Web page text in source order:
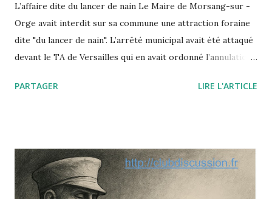
L’affaire dite du lancer de nain Le Maire de Morsang-sur -
Orge avait interdit sur sa commune une attraction foraine
dite "du lancer de nain". L’arrêté municipal avait été attaqué
devant le TA de Versailles qui en avait ordonné l’annulation.
en insérant la dignité de la personne humaine à la liste des
de ces principes dégagés par la jurisprudence
administrative ou constitutionnelle. Le paradoxe de cette
affaire est le suivant : le nain était parfaitement consentant
PARTAGER LIRE L'ARTICLE